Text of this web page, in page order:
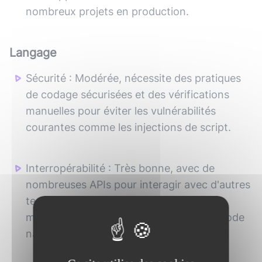
nombreux projets en production.
Langage
Sécurité : Modérée, nécessite des pratiques
de codage sécurisées et des vérifications
manuelles pour éviter les vulnérabilités
courantes comme les injections de script.
Interropérabilité : Très bonne, avec de
nombreuses APIs pour interagir avec d'autres
technologies et services, ainsi que des
modules pour l'interopérabilité avec du code
natif.